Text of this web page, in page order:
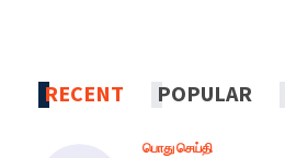
RECENT POPULAR
பொது செய்தி